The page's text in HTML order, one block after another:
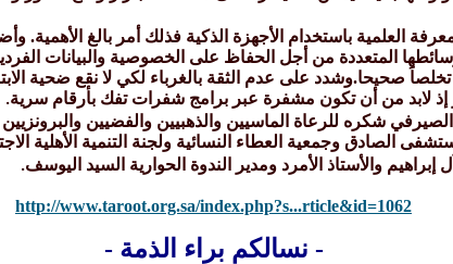
العلمية باستخدام الأجهزة الذكية فذلك أمر بالغ الأهمية.
المتعددة من أجل الحفاظ على الخصوصية والبيانات
صحيحا.وشدد على عدم الثقة بالغرباء لكي لا نقع ضحية
لابد من أن تكون مشفرة عبر برامج شفرات تفك بأرقام سرية.
شكره للرعاة الماسيين والذهبيين والفضيين والبرونزيين
الصادق وجمعية العطاء النسائية ولجنة التنمية الأهلية
والأستاذ الأمرد ومدير الندوة الحوارية السيد اليوسف.
http://www.taroot.org.sa/index.php?s...rticle&id=1062
- نسالكم براء الذمة -